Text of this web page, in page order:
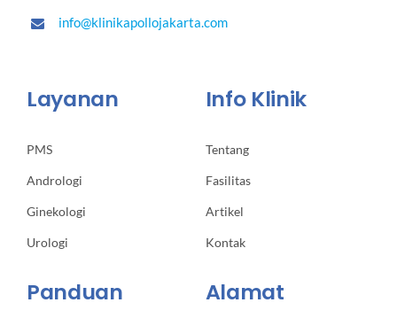
info@klinikapollojakarta.com
Layanan
PMS
Andrologi
Ginekologi
Urologi
Info Klinik
Tentang
Fasilitas
Artikel
Kontak
Panduan Alamat